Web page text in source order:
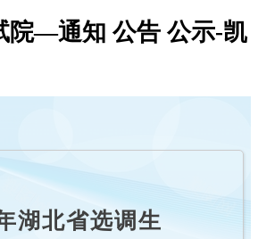
院—通知 公告 公示-凯
湖北省选调生